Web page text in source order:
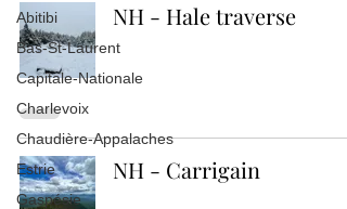
Abitibi
Bas-St-Laurent
Capitale-Nationale
Charlevoix
Chaudière-Appalaches
Estrie
Gaspésie
NH - Hale traverse
NH - Carrigain